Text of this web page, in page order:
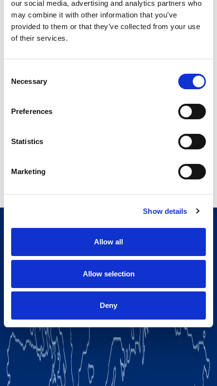
our social media, advertising and analytics partners who
may combine it with other information that you’ve
provided to them or that they’ve collected from your use
of their services.
Selection
Necessary
Preferences
Statistics
Marketing
Show details
Allow all
Allow selection
Deny
Ricevi l’eBook ora